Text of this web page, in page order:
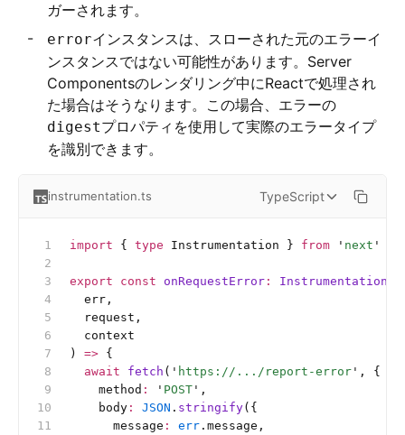
ガーされます。
errorインスタンスは、スローされた元のエラーイ
ンスタンスではない可能性があります。Server
Componentsのレンダリング中にReactで処理され
た場合はそうなります。この場合、エラーの
digestプロパティを使用して実際のエラータイプ
を識別できます。
instrumentation.ts TypeScript
import { type Instrumentation } from ' next '
export const onRequestError : Instrumentation
  err,
  request,
  context
) => {
  await
fetch ( ' https://.../report-error ' , {
    method
: ' POST ' ,
    body
: JSON . stringify({
      message
: err .message,